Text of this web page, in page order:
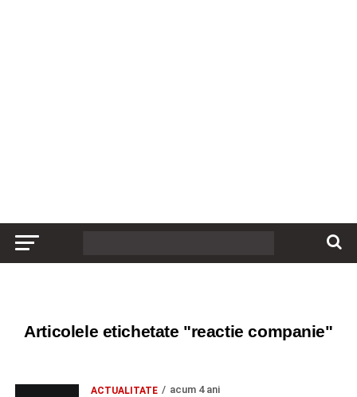
Articolele etichetate "reactie companie"
ACTUALITATE acum 4 ani